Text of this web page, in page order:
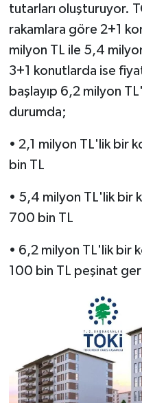
tutarları oluşturuyor.
rakamlara göre 2+1
milyon TL ile 5,4
3+1 konutlarda ise
başlayıp 6,2 milyon
durumda;
• 2,1 milyon TL'lik bir
bin TL
• 5,4 milyon TL'lik bir
700 bin TL
• 6,2 milyon TL'lik bir
100 bin TL peşinat